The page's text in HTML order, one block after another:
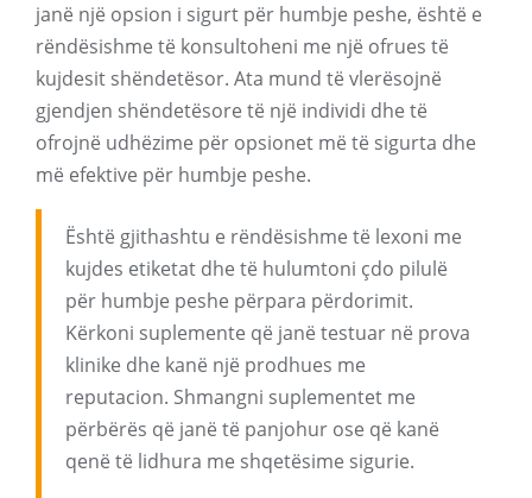
janë një opsion i sigurt për humbje peshe, është e
rëndësishme të konsultoheni me një ofrues të
kujdesit shëndetësor. Ata mund të vlerësojnë
gjendjen shëndetësore të një individi dhe të
ofrojnë udhëzime për opsionet më të sigurta dhe
më efektive për humbje peshe.
Është gjithashtu e rëndësishme të lexoni me
kujdes etiketat dhe të hulumtoni çdo pilulë
për humbje peshe përpara përdorimit.
Kërkoni suplemente që janë testuar në prova
klinike dhe kanë një prodhues me
reputacion. Shmangni suplementet me
përbërës që janë të panjohur ose që kanë
qenë të lidhura me shqetësime sigurie.